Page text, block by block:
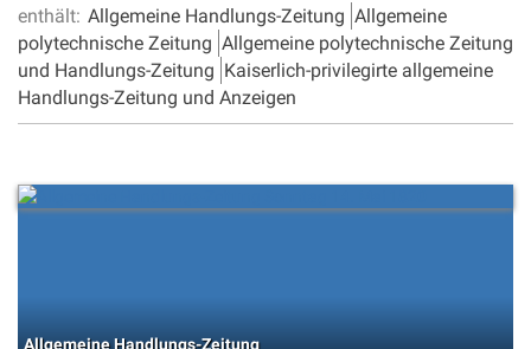
enthält: Allgemeine Handlungs-Zeitung Allgemeine
polytechnische Zeitung Allgemeine polytechnische Zeitung
und Handlungs-Zeitung Kaiserlich-privilegirte allgemeine
Handlungs-Zeitung und Anzeigen
Allgemeine Handlungs-Zeitung